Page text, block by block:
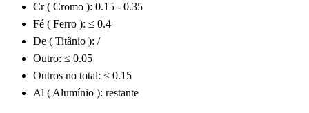
Cr ( Cromo ): 0.15 - 0.35
Fé ( Ferro ): ≤ 0.4
De ( Titânio ): /
Outro: ≤ 0.05
Outros no total: ≤ 0.15
Al ( Alumínio ): restante